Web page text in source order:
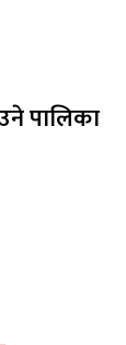
पालिका